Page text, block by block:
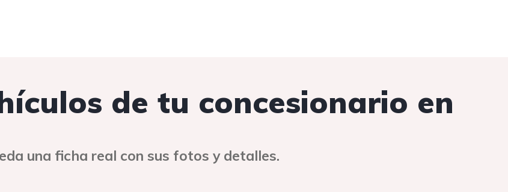
de tu concesionario en
una ficha real con sus fotos y detalles.